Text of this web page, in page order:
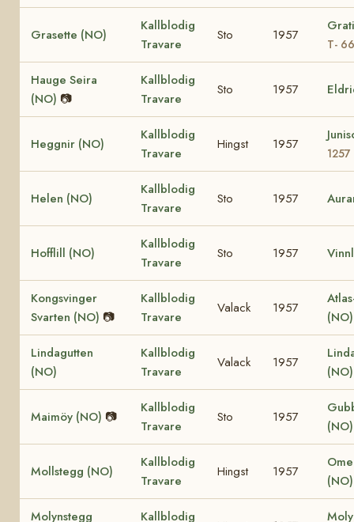
Grasette (NO)
Kallblodig
Travare
Sto 1957
T-
Hauge Seira
(NO) 📷
Kallblodig
Travare
Sto 1957
Heggnir (NO)
Kallblodig
Travare
Hingst 1957
1257
Helen (NO)
Kallblodig
Travare
Sto 1957
Hofflill (NO)
Kallblodig
Travare
Sto 1957
Kongsvinger
Svarten (NO) 📷
Kallblodig
Travare
Valack 1957
Lindagutten
(NO)
Kallblodig
Travare
Valack 1957
Maimöy (NO) 📷
Kallblodig
Travare
Sto 1957
(NO)
Mollstegg (NO)
Kallblodig
Travare
Hingst 1957
(NO)
Molynstegg
Kallblodig